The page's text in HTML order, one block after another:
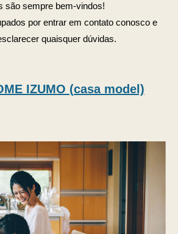
são sempre bem-vindos!
por entrar em contato conosco e
quaisquer dúvidas.
IZUMO (casa model)